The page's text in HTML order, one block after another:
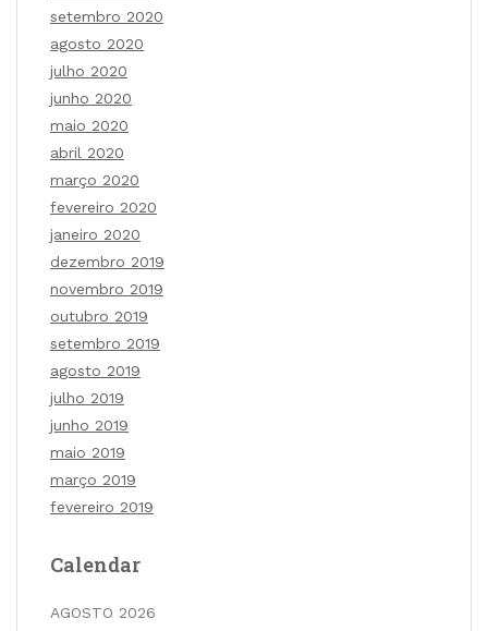
setembro 2020
agosto 2020
julho 2020
junho 2020
maio 2020
abril 2020
março 2020
fevereiro 2020
janeiro 2020
dezembro 2019
novembro 2019
outubro 2019
setembro 2019
agosto 2019
julho 2019
junho 2019
maio 2019
março 2019
fevereiro 2019
Calendar
AGOSTO 2026